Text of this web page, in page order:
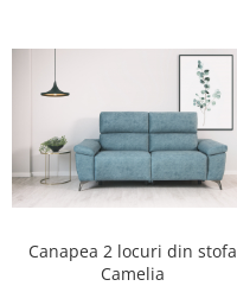
Canapea 2 locuri din stofa
Camelia